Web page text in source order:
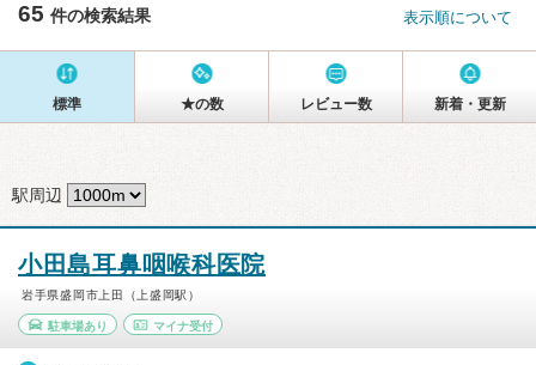
65 件の検索結果 表示順について
標準 ★の数 レビュー数 新着・更新
駅周辺
小田島耳鼻咽喉科医院
岩手県盛岡市上田（上盛岡駅）
駐車場あり マイナ受付